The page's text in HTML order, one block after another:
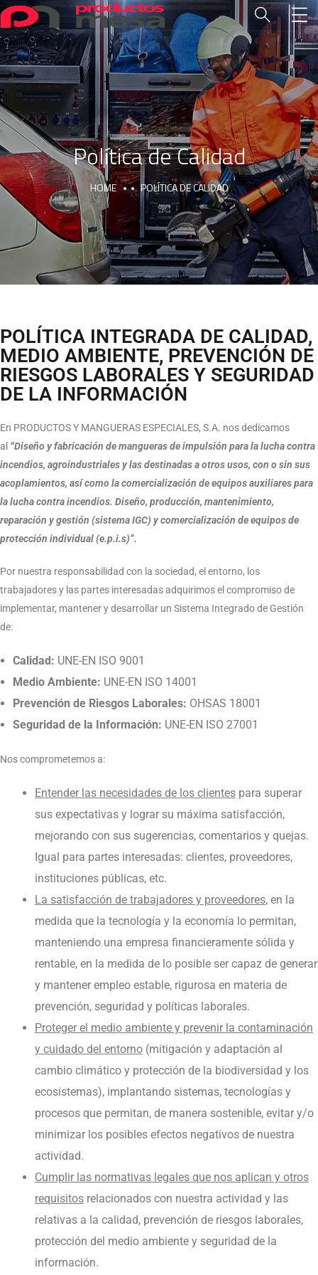
Política de Calidad
HOME POLÍTICA DE CALIDAD
POLÍTICA INTEGRADA DE CALIDAD,
MEDIO AMBIENTE, PREVENCIÓN DE
RIESGOS LABORALES Y SEGURIDAD
DE LA INFORMACIÓN
En PRODUCTOS Y MANGUERAS ESPECIALES, S.A. nos dedicamos
al “Diseño y fabricación de mangueras de impulsión para la lucha contra
incendios, agroindustriales y las destinadas a otros usos, con o sin sus
acoplamientos, así como la comercialización de equipos auxiliares para
la lucha contra incendios. Diseño, producción, mantenimiento,
reparación y gestión (sistema IGC) y comercialización de equipos de
protección individual (e.p.i.s)”.
Por nuestra responsabilidad con la sociedad, el entorno, los
trabajadores y las partes interesadas adquirimos el compromiso de
implementar, mantener y desarrollar un Sistema Integrado de Gestión
de:
Calidad: UNE-EN ISO 9001
Medio Ambiente: UNE-EN ISO 14001
Prevención de Riesgos Laborales: OHSAS 18001
Seguridad de la Información: UNE-EN ISO 27001
Nos comprometemos a:
Entender las necesidades de los clientespara superar
sus expectativas y lograr su máxima satisfacción,
mejorando con sus sugerencias, comentarios y quejas.
Igual para partes interesadas: clientes, proveedores,
instituciones públicas, etc.
La satisfacción de trabajadores y proveedores, en la
medida que la tecnología y la economía lo permitan,
manteniendo una empresa financieramente sólida y
rentable, en la medida de lo posible ser capaz de generar
y mantener empleo estable, rigurosa en materia de
prevención, seguridad y políticas laborales.
Proteger el medio ambiente y prevenir la contaminación
y cuidado del entorno(mitigación y adaptación al
cambio climático y protección de la biodiversidad y los
ecosistemas), implantando sistemas, tecnologías y
procesos que permitan, de manera sostenible, evitar y/o
minimizar los posibles efectos negativos de nuestra
actividad.
Cumplir las normativas legales que nos aplican y otros
requisitosrelacionados con nuestra actividad y las
relativas a la calidad, prevención de riesgos laborales,
protección del medio ambiente y seguridad de la
información.